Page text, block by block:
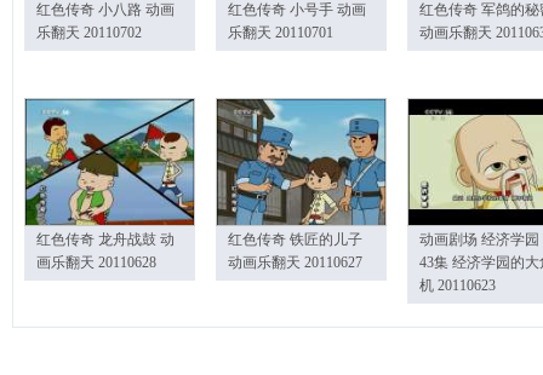
红色传奇 小八路 动画
乐翻天 20110702
红色传奇 小号手 动画
乐翻天 20110701
红色传奇 军鸽的秘
动画乐翻天
红色传奇 龙舟战鼓 动
画乐翻天 20110628
红色传奇 铁匠的儿子
动画乐翻天 20110627
动画剧场 经济学园
43集 经济学园的大
机 20110623